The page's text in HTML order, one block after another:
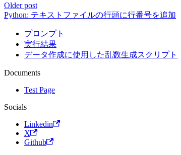
Older post
Python: テキストファイルの行頭に行番号を追加
プロンプト
実行結果
データ作成に使用した乱数生成スクリプト
Documents
Test Page
Socials
Linkedin
X
Github